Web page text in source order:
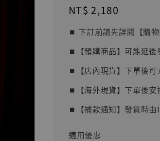
Regular
price
NT$ 2,180
⏹︎ 下訂前請先詳閱【購物
⏹︎【預購商品】可能延後
⏹︎【店內現貨】下單後
⏹︎【海外現貨】下單後安
⏹︎【補款通知】發貨時
適用優惠